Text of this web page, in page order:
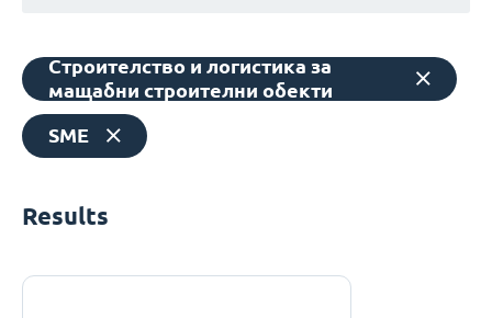
Строителство и логистика за
мащабни строителни обекти
SME
Results